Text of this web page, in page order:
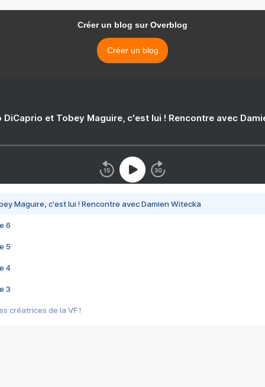
Créer un blog sur Overblog
Créer un blog
DiCaprio et Tobey Maguire, c'est lui ! Rencontre avec
Maguire, c'est lui ! Rencontre avec Damien Witecka
6
5
4
3
créatrices de la VF !